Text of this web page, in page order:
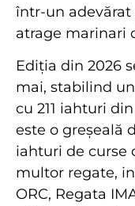
într-un
atrage marinari
Ediția din 2026
mai, stabilind
cu 211 iahturi
este o greșeală
iahturi de curse
multor regate,
ORC, Regata